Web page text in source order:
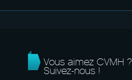
Vous aimez CVMH ?
Suivez-nous !